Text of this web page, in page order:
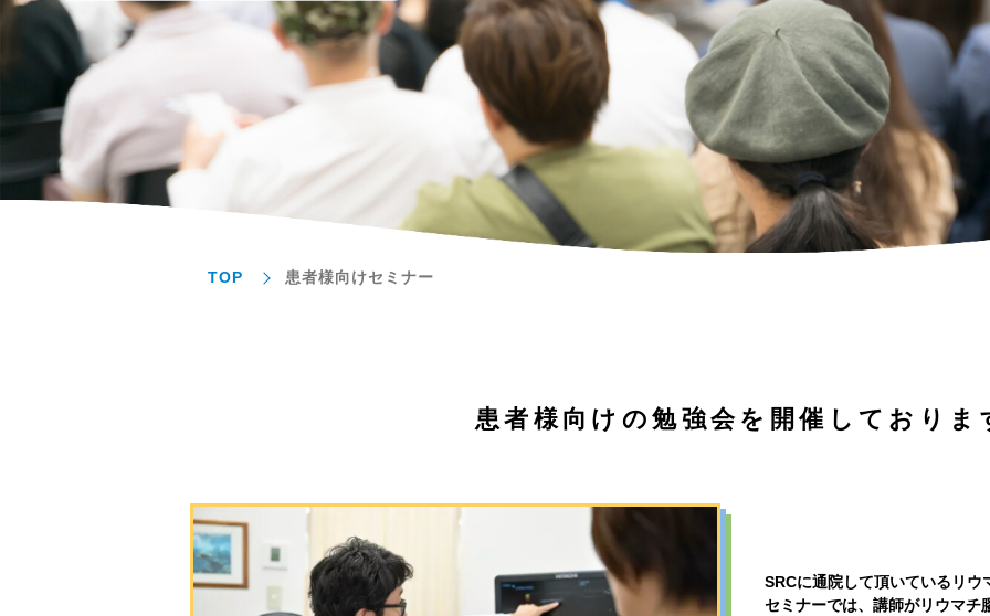
自助具・便利グッズのご紹介
TOP 患者様向けセミナー
患者様向けの勉強会を 開催しておりま
SRCに通院して頂いているリ
セミナーでは、講師がリウマチ